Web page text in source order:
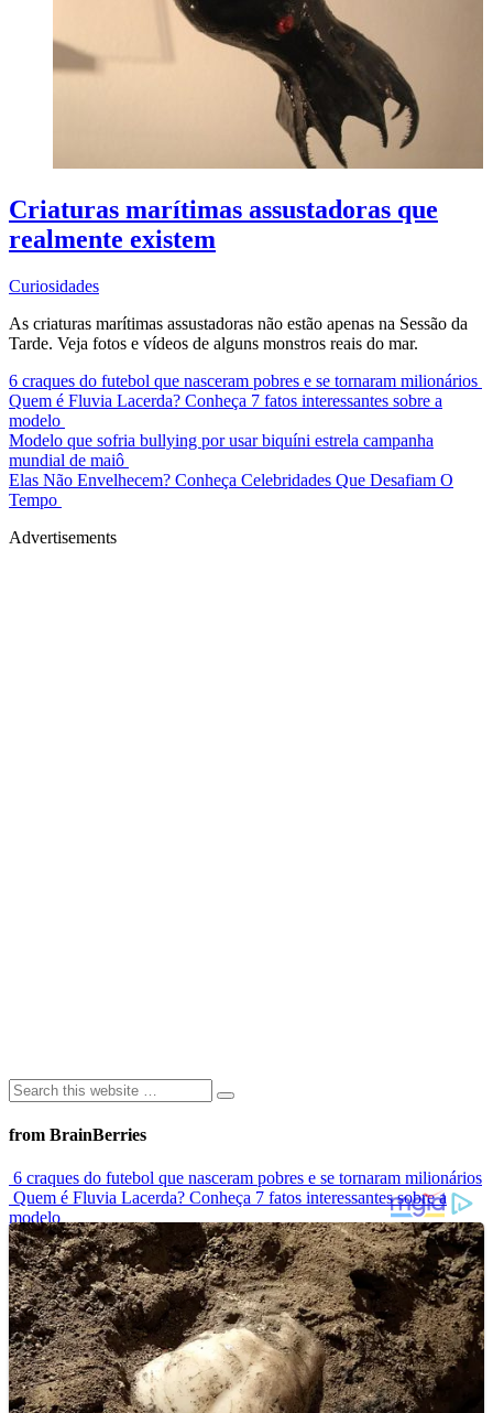
Criaturas marítimas assustadoras que
realmente existem
Curiosidades
As criaturas marítimas assustadoras não estão apenas na Sessão da
Tarde. Veja fotos e vídeos de alguns monstros reais do mar.
6 craques do futebol que nasceram pobres e se tornaram milionários
Quem é Fluvia Lacerda? Conheça 7 fatos interessantes sobre a
modelo
Modelo que sofria bullying por usar biquíni estrela campanha
mundial de maiô
Elas Não Envelhecem? Conheça Celebridades Que Desafiam O
Tempo
Advertisements
from BrainBerries
6 craques do futebol que nasceram pobres e se tornaram milionários
Quem é Fluvia Lacerda? Conheça 7 fatos interessantes sobre a
modelo
Modelo que sofria bullying por usar biquíni estrela campanha
mundial de maiô
Elas Não Envelhecem? Conheça Celebridades Que Desafiam O
Tempo
Conheça as 7 criaturas mais estranhas dos oceanos
Advertisements